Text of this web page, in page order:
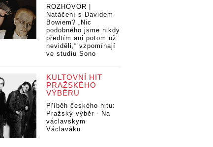
ROZHOVOR |
Natáčení s Davidem
Bowiem? „Nic
podobného jsme nikdy
předtím ani potom už
neviděli,“ vzpomínají
ve studiu Sono
KULTOVNÍ HIT
PRAŽSKÉHO
VÝBĚRU
Příběh českého hitu:
Pražský výběr - Na
václavskym
Václaváku